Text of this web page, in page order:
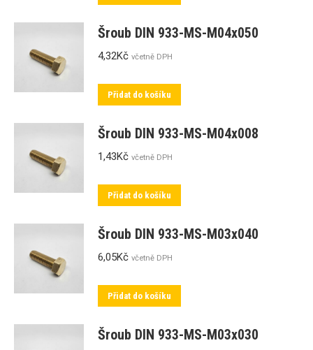
Šroub DIN 933-MS-M04x050
4,32Kč včetně DPH
Přidat do košíku
Šroub DIN 933-MS-M04x008
1,43Kč včetně DPH
Přidat do košíku
Šroub DIN 933-MS-M03x040
6,05Kč včetně DPH
Přidat do košíku
Šroub DIN 933-MS-M03x030